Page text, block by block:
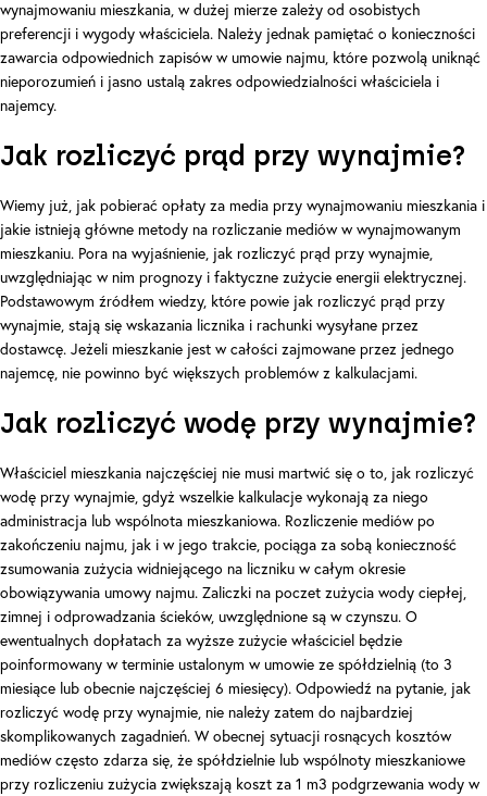
wynajmowaniu mieszkania, w dużej mierze zależy od osobistych
preferencji i wygody właściciela. Należy jednak pamiętać o konieczności
zawarcia odpowiednich zapisów w umowie najmu, które pozwolą uniknąć
nieporozumień i jasno ustalą zakres odpowiedzialności właściciela i
najemcy.
Jak rozliczyć prąd przy wynajmie?
Wiemy już, jak pobierać opłaty za media przy wynajmowaniu mieszkania i
jakie istnieją główne metody na rozliczanie mediów w wynajmowanym
mieszkaniu. Pora na wyjaśnienie, jak rozliczyć prąd przy wynajmie,
uwzględniając w nim prognozy i faktyczne zużycie energii elektrycznej.
Podstawowym źródłem wiedzy, które powie jak rozliczyć prąd przy
wynajmie, stają się wskazania licznika i rachunki wysyłane przez
dostawcę. Jeżeli mieszkanie jest w całości zajmowane przez jednego
najemcę, nie powinno być większych problemów z kalkulacjami.
Jak rozliczyć wodę przy wynajmie?
Właściciel mieszkania najczęściej nie musi martwić się o to, jak rozliczyć
wodę przy wynajmie, gdyż wszelkie kalkulacje wykonają za niego
administracja lub wspólnota mieszkaniowa. Rozliczenie mediów po
zakończeniu najmu, jak i w jego trakcie, pociąga za sobą konieczność
zsumowania zużycia widniejącego na liczniku w całym okresie
obowiązywania umowy najmu. Zaliczki na poczet zużycia wody ciepłej,
zimnej i odprowadzania ścieków, uwzględnione są w czynszu. O
ewentualnych dopłatach za wyższe zużycie właściciel będzie
poinformowany w terminie ustalonym w umowie ze spółdzielnią (to 3
miesiące lub obecnie najczęściej 6 miesięcy). Odpowiedź na pytanie, jak
rozliczyć wodę przy wynajmie, nie należy zatem do najbardziej
skomplikowanych zagadnień. W obecnej sytuacji rosnących kosztów
mediów często zdarza się, że spółdzielnie lub wspólnoty mieszkaniowe
przy rozliczeniu zużycia zwiększają koszt za 1 m3 podgrzewania wody w
Wynajmuj mieszkanie bez stresu!
30 stron praktycznych porad dla wynajmujących mieszkania
Najważniejsze zapisy umowy
Skuteczna weryfikacja najemcy
Czerwone flagi przy wyborze najemcy
Specyfika wynajmu w Warszawie